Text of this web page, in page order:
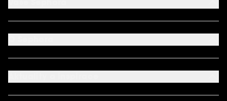
Kontaktujte nás
Mapa stránky
Můj účet
Aplikace SEPHORA
Nastavení souborů cookie
O společnosti Sephora
Kariéra
SEPHORiA